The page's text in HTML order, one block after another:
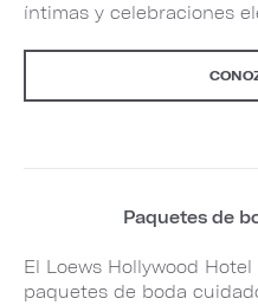
íntimas y celebraciones
Paquetes de
El Loews Hollywood
paquetes de boda